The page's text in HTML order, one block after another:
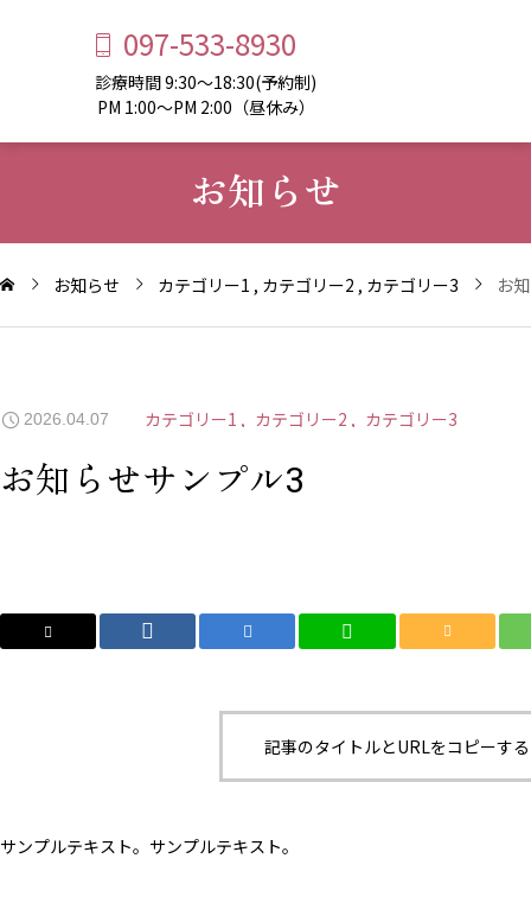
097-533-8930
診療時間 9:30～18:30(予約制)
PM 1:00～PM 2:00（昼休み）
お知らせ
お知らせ カテゴリー1 カテゴリー2 カテゴリー3 お
2026.04.07 カテゴリー1 カテゴリー2 カテゴリー3
お知らせサンプル3
記事のタイトルとURLをコピーする
サンプルテキスト。サンプルテキスト。